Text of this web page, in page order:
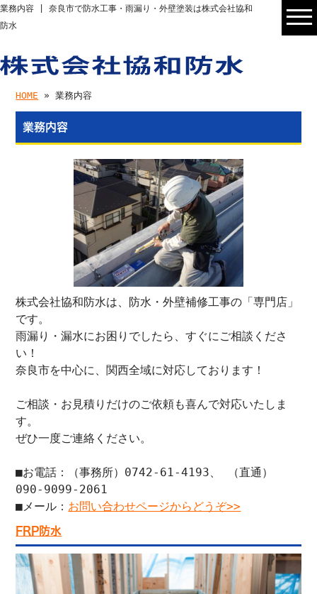
業務内容 | 奈良市で防水工事・雨漏り・外壁塗装は株式会社協和
防水
HOME » 業務内容
業務内容
株式会社協和防水は、防水・外壁補修工事の「専門店」
です。
雨漏り・漏水にお困りでしたら、すぐにご相談くださ
い！
奈良市を中心に、関西全域に対応しております！
ご相談・お見積りだけのご依頼も喜んで対応いたしま
す。
ぜひ一度ご連絡ください。
■お電話：（事務所）0742-61-4193、 （直通）
090-9099-2061
■メール： お問い合わせページからどうぞ>>
FRP防水